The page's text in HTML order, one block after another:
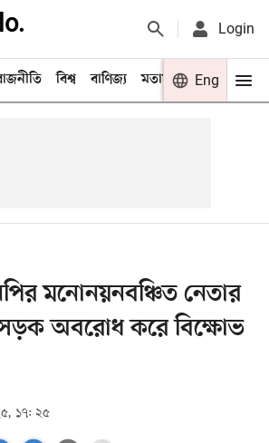
Login
বিশ্ব বাণিজ্য মতামত খেলা
Eng
মনোনয়নবঞ্চিত নেতার
অবরোধ করে বিক্ষোভ
১৭: ২৫